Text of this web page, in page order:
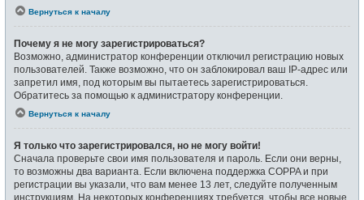
Вернуться к началу
Почему я не могу зарегистрироваться?
Возможно, администратор конференции отключил регистрацию новых
пользователей. Также возможно, что он заблокировал ваш IP-адрес или
запретил имя, под которым вы пытаетесь зарегистрироваться.
Обратитесь за помощью к администратору конференции.
Вернуться к началу
Я только что зарегистрировался, но не могу войти!
Сначала проверьте свои имя пользователя и пароль. Если они верны,
то возможны два варианта. Если включена поддержка COPPA и при
регистрации вы указали, что вам менее 13 лет, следуйте полученным
инструкциям. На некоторых конференциях требуется, чтобы все новые